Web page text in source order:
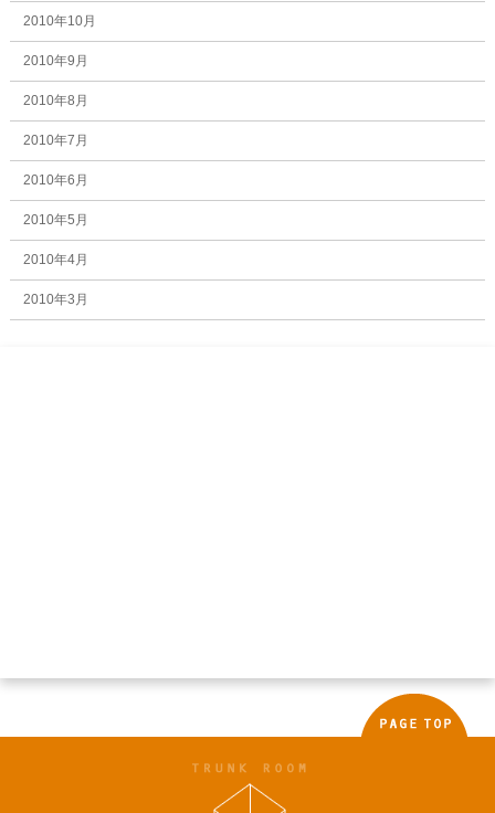
2010年10月
2010年9月
2010年8月
2010年7月
2010年6月
2010年5月
2010年4月
2010年3月